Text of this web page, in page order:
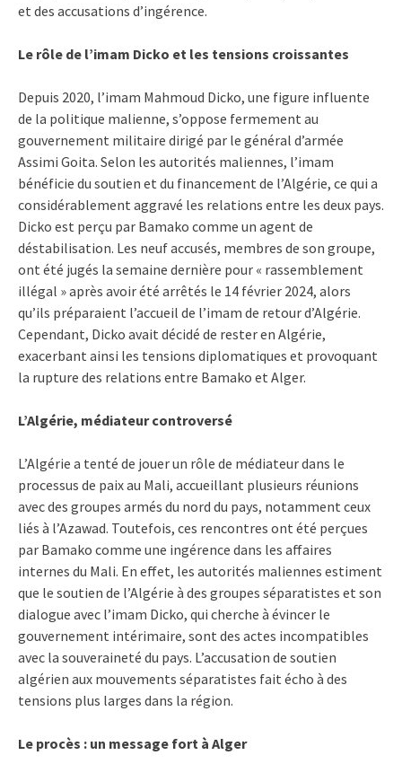
et des accusations d’ingérence.
Le rôle de l’imam Dicko et les tensions croissantes
Depuis 2020, l’imam Mahmoud Dicko, une figure influente
de la politique malienne, s’oppose fermement au
gouvernement militaire dirigé par le général d’armée
Assimi Goita. Selon les autorités maliennes, l’imam
bénéficie du soutien et du financement de l’Algérie, ce qui a
considérablement aggravé les relations entre les deux pays.
Dicko est perçu par Bamako comme un agent de
déstabilisation. Les neuf accusés, membres de son groupe,
ont été jugés la semaine dernière pour « rassemblement
illégal » après avoir été arrêtés le 14 février 2024, alors
qu’ils préparaient l’accueil de l’imam de retour d’Algérie.
Cependant, Dicko avait décidé de rester en Algérie,
exacerbant ainsi les tensions diplomatiques et provoquant
la rupture des relations entre Bamako et Alger.
L’Algérie, médiateur controversé
L’Algérie a tenté de jouer un rôle de médiateur dans le
processus de paix au Mali, accueillant plusieurs réunions
avec des groupes armés du nord du pays, notamment ceux
liés à l’Azawad. Toutefois, ces rencontres ont été perçues
par Bamako comme une ingérence dans les affaires
internes du Mali. En effet, les autorités maliennes estiment
que le soutien de l’Algérie à des groupes séparatistes et son
dialogue avec l’imam Dicko, qui cherche à évincer le
gouvernement intérimaire, sont des actes incompatibles
avec la souveraineté du pays. L’accusation de soutien
algérien aux mouvements séparatistes fait écho à des
tensions plus larges dans la région.
Le procès : un message fort à Alger